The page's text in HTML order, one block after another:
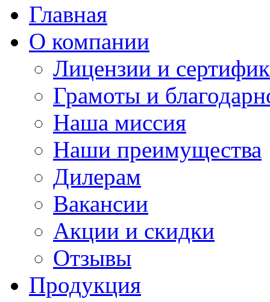
Главная
О компании
Лицензии и
Грамоты и
Наша миссия
Наши преимущества
Дилерам
Вакансии
Акции и скидки
Отзывы
Продукция